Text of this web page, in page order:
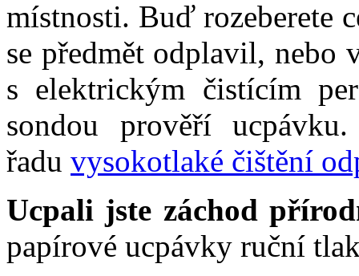
místnosti. Buď rozeberete
se předmět odplavil, nebo
s elektrickým čistícím
sondou prověří
řadu vysokotlaké čištění
Ucpali jste záchod
papírové ucpávky ruční